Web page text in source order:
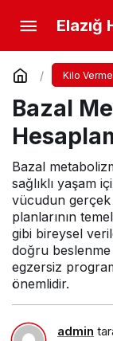
Elazığ
Kilo Verme
Bazal
Bazal
sağlıklı yaşam
vücudun gerçek
planlarının
gibi bireysel
doğru
egzersiz
önemlidir.
admin
Nelerdir?
Yorum Yap